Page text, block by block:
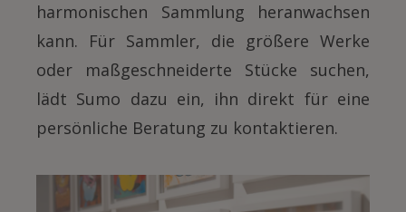
harmonischen Sammlung heranwachsen
kann. Für Sammler, die größere Werke
oder maßgeschneiderte Stücke suchen,
lädt Sumo dazu ein, ihn direkt für eine
persönliche Beratung zu kontaktieren.